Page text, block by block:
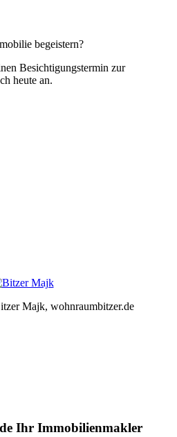
begeistern?
Besichtigungstermin zur
heute an.
Majk, wohnraumbitzer.de
Ihr Immobilienmakler